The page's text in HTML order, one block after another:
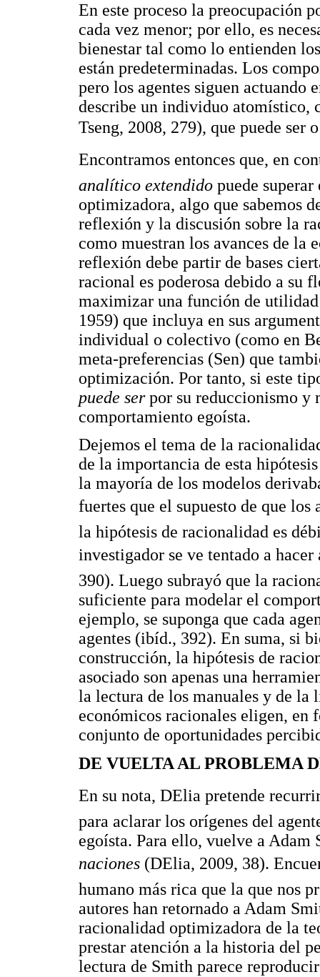
En este proceso la preocupación
cada vez menor; por ello, es
bienestar tal como lo entienden
están predeterminadas. Los
pero los agentes siguen
describe un individuo atomístico,
Tseng, 2008, 279), que puede ser
Encontramos entonces que, en
analítico extendido puede
optimizadora, algo que sabemos
reflexión y la discusión sobre la
como muestran los avances de la
reflexión debe partir de bases
racional es poderosa debido a su
maximizar una función de
1959) que incluya en sus
individual o colectivo (como en
meta-preferencias (Sen) que
optimización. Por tanto, si este
puede serpor su reduccionismo y
comportamiento egoísta.
Dejemos el tema de la
de la importancia de esta
la mayoría de los modelos
fuertes que el supuesto de que los
la hipótesis de racionalidad es
investigador se ve tentado a hacer
390). Luego subrayó que la
suficiente para modelar el
ejemplo, se suponga que cada
agentes (ibíd., 392). En suma, si
construcción, la hipótesis de
asociado son apenas una
la lectura de los manuales y de la
económicos racionales eligen, en
conjunto de oportunidades
DE VUELTA AL PROBLEMA
En su nota, DElia pretende
para aclarar los orígenes del
egoísta. Para ello, vuelve a
naciones (DElia, 2009, 38).
humano más rica que la que nos
autores han retornado a Adam
racionalidad optimizadora de la
prestar atención a la historia del
lectura de Smith parece